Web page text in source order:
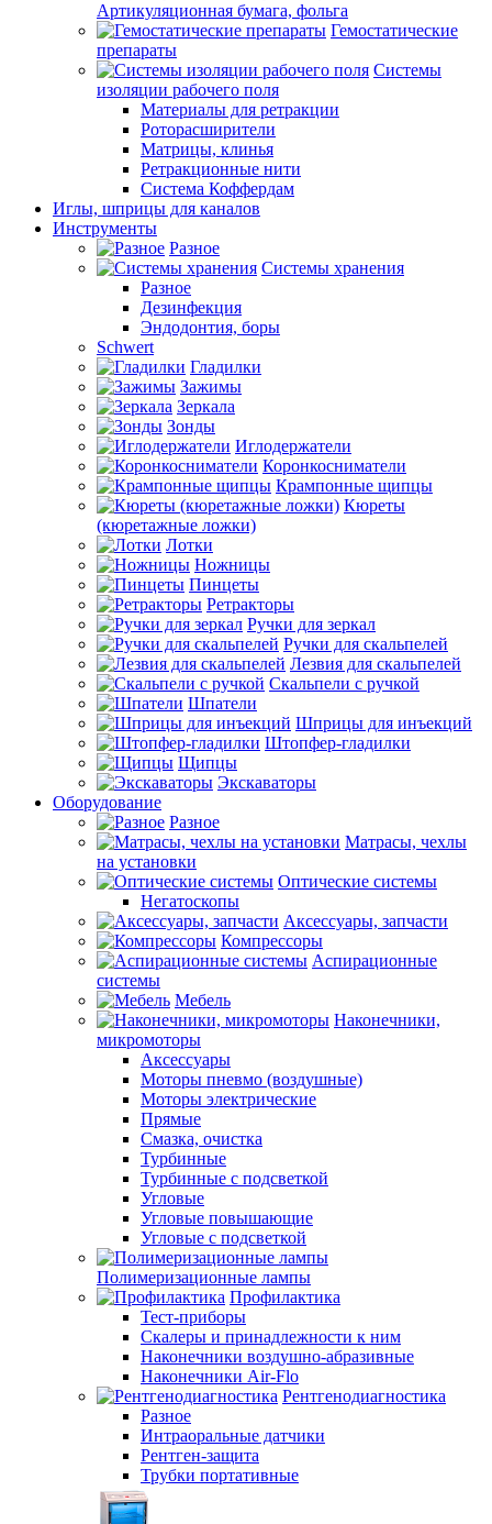
Артикуляционная бумага, фольга
Гемостатические
препараты
Системы
изоляции рабочего поля
Материалы для ретракции
Роторасширители
Матрицы, клинья
Ретракционные нити
Система Коффердам
Иглы, шприцы для каналов
Инструменты
Разное
Системы хранения
Разное
Дезинфекция
Эндодонтия, боры
Schwert
Гладилки
Зажимы
Зеркала
Зонды
Иглодержатели
Коронкосниматели
Крампонные щипцы
Кюреты
(кюретажные ложки)
Лотки
Ножницы
Пинцеты
Ретракторы
Ручки для зеркал
Ручки для скальпелей
Лезвия для скальпелей
Скальпели с ручкой
Шпатели
Шприцы для инъекций
Штопфер-гладилки
Щипцы
Экскаваторы
Оборудование
Разное
Матрасы, чехлы
на установки
Оптические системы
Негатоскопы
Аксессуары, запчасти
Компрессоры
Аспирационные
системы
Мебель
Наконечники,
микромоторы
Аксессуары
Моторы пневмо (воздушные)
Моторы электрические
Прямые
Смазка, очистка
Турбинные
Турбинные с подсветкой
Угловые
Угловые повышающие
Угловые с подсветкой
Полимеризационные лампы
Профилактика
Тест-приборы
Скалеры и принадлежности к ним
Наконечники воздушно-абразивные
Наконечники Air-Flo
Рентгенодиагностика
Разное
Интраоральные датчики
Рентген-защита
Трубки портативные